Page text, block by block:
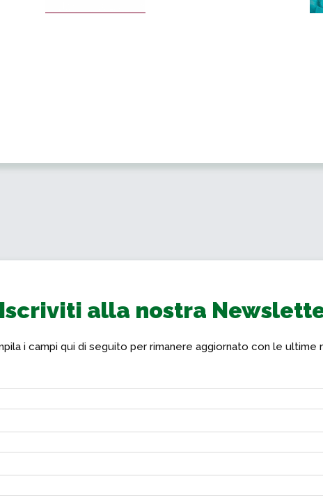
Iscriviti alla nostra
i campi qui di seguito per rimanere aggiornato con le ultime